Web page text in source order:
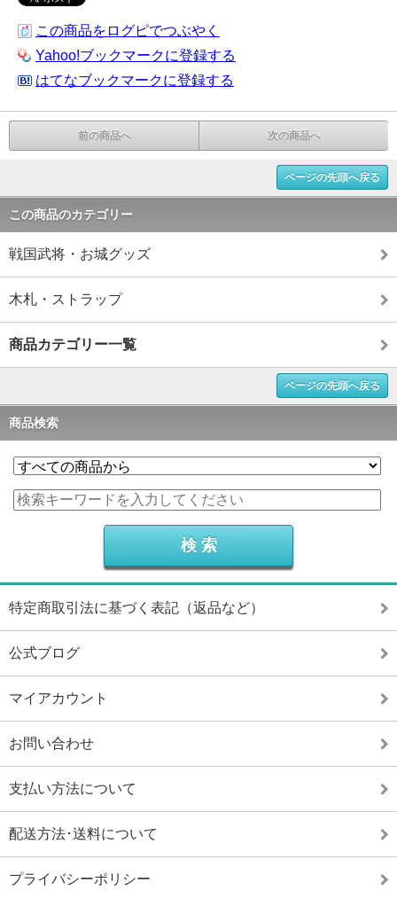
この商品をログピでつぶやく
Yahoo!ブックマークに登録する
はてなブックマークに登録する
前の商品へ 次の商品へ
ページの先頭へ戻る
この商品のカテゴリー
戦国武将・お城グッズ
木札・ストラップ
商品カテゴリー一覧
ページの先頭へ戻る
商品検索
特定商取引法に基づく表記（返品など）
公式ブログ
マイアカウント
お問い合わせ
支払い方法について
配送方法･送料について
プライバシーポリシー